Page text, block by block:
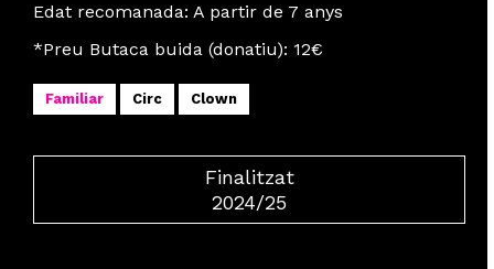
Edat recomanada: A partir de 7 anys
*Preu Butaca buida (donatiu): 12€
Familiar Circ Clown
Finalitzat
2024/25